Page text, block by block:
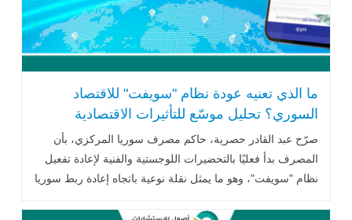
ما الذي تعنيه عودة نظام "سويفت" للاقتصاد
السوري؟ تحليل موسّع للتأثيرات الاقتصادية
والسياسية
صرّح عبد القادر حصرية، حاكم مصرف سوريا المركزي، بأن
المصرف بدأ فعليًا بالتحضيرات اللوجستية والفنية لإعادة تفعيل
نظام "سويفت"، وهو ما يمثل نقلة نوعية باتجاه إعادة ربط سوريا